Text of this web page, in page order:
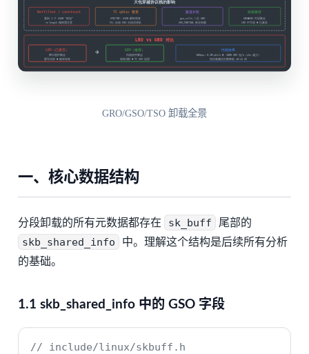
GRO/GSO/TSO 卸载全景
一、核心数据结构
分段卸载的所有元数据都存在 sk_buff 尾部的
skb_shared_info
中。理解这个结构是后续所有分析
的基础。
1.1 skb_shared_info 中的 GSO 字段
// include/linux/skbuff.h